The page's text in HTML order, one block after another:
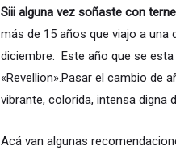
Siii alguna vez soñaste con
más de 15 años que viajo a
diciembre. Este año que se
«Revellion».Pasar el cambio de
vibrante, colorida, intensa digna
Acá van algunas